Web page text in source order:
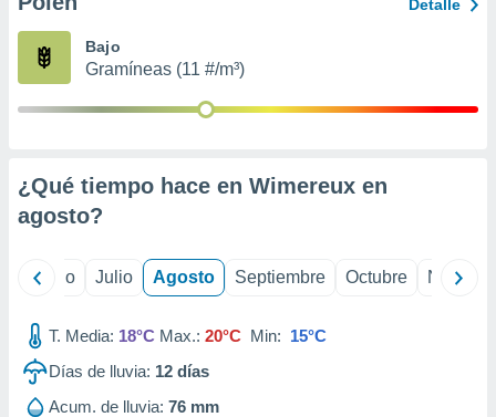
publicidad
1199
Detalle
Bajo
Gramíneas (11 #/m³)
¿Qué tiempo hace en Wimereux en
agosto?
Junio Julio Agosto Septiembre Octubre
T. Media: 18°C Max.: 20°C Min: 15°C
Días de lluvia: 12 días
Acum. de lluvia: 76 mm